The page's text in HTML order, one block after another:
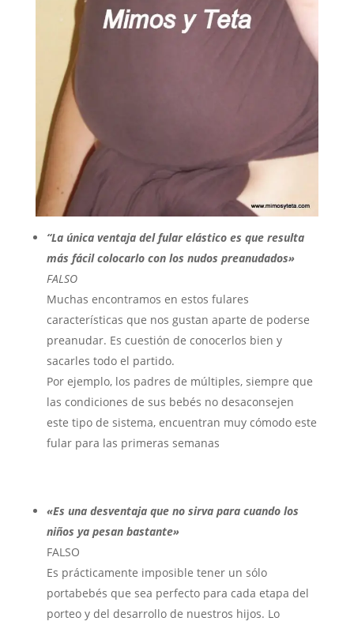
“La única ventaja del fular elástico es que resulta
más fácil colocarlo con los nudos preanudados»
FALSO
Muchas encontramos en estos fulares
características que nos gustan aparte de poderse
preanudar. Es cuestión de conocerlos bien y
sacarles todo el partido.
Por ejemplo, los padres de múltiples, siempre que
las condiciones de sus bebés no desaconsejen
este tipo de sistema, encuentran muy cómodo este
fular para las primeras semanas
«Es una desventaja que no sirva para cuando los
niños ya pesan bastante»
FALSO
Es prácticamente imposible tener un sólo
portabebés que sea perfecto para cada etapa del
porteo y del desarrollo de nuestros hijos. Lo